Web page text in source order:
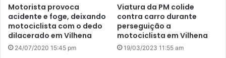
Motorista provoca
acidente e foge, deixando
motociclista com o dedo
dilacerado em Vilhena
24/07/2020 15:45 pm
Viatura da PM colide
contra carro durante
perseguição a
motociclista em Vilhena
19/03/2023 11:55 am